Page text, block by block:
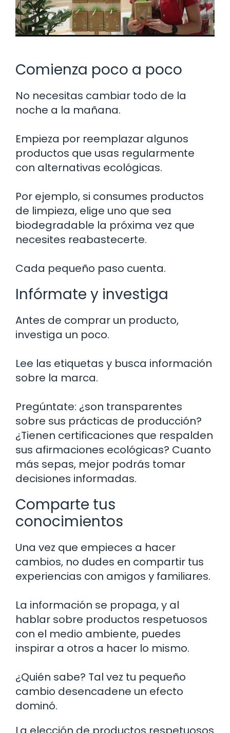
Comienza poco a poco
No necesitas cambiar todo de la
noche a la mañana.
Empieza por reemplazar algunos
productos que usas regularmente
con alternativas ecológicas.
Por ejemplo, si consumes productos
de limpieza, elige uno que sea
biodegradable la próxima vez que
necesites reabastecerte.
Cada pequeño paso cuenta.
Infórmate y investiga
Antes de comprar un producto,
investiga un poco.
Lee las etiquetas y busca información
sobre la marca.
Pregúntate: ¿son transparentes
sobre sus prácticas de producción?
¿Tienen certificaciones que respalden
sus afirmaciones ecológicas? Cuanto
más sepas, mejor podrás tomar
decisiones informadas.
Comparte tus
conocimientos
Una vez que empieces a hacer
cambios, no dudes en compartir tus
experiencias con amigos y familiares.
La información se propaga, y al
hablar sobre productos respetuosos
con el medio ambiente, puedes
inspirar a otros a hacer lo mismo.
¿Quién sabe? Tal vez tu pequeño
cambio desencadene un efecto
dominó.